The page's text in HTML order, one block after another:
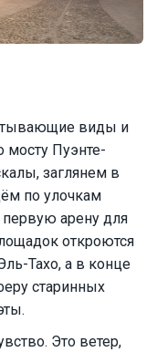
виды и
мосту Пуэнте-
заглянем в
по улочкам
первую арену для
откроются
Тахо, а в конце
старинных
Это ветер,